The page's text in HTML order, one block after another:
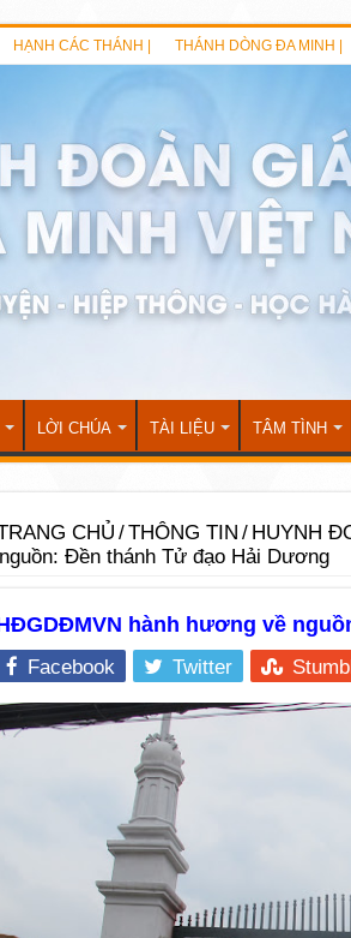
HẠNH CÁC THÁNH | THÁNH DÒNG ĐA MINH |
LỜI CHÚA TÀI LIỆU TÂM TÌNH
CHỦ /THÔNG TIN / HUYNH
Đền thánh Tử đạo Hải Dương
hành hương về
Facebook Twitter